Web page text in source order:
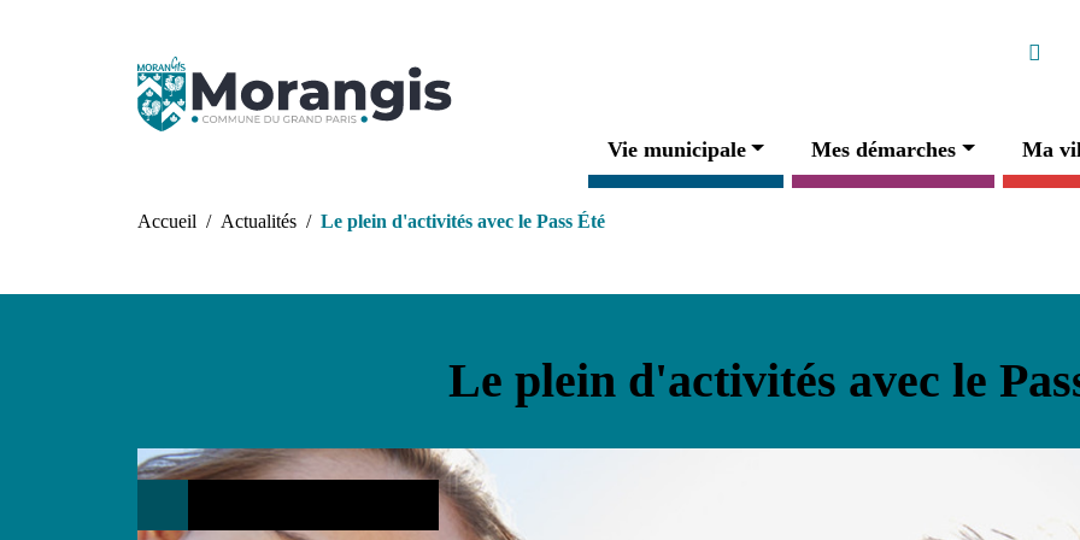
Navigation principale
Vie municipale Mes démarches Ma
Fil d'Ariane
Accueil Actualités Le plein d'activités avec le Pass Été
Le plein d'activités avec le